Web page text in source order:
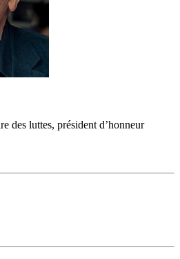
des luttes, président d’honneur